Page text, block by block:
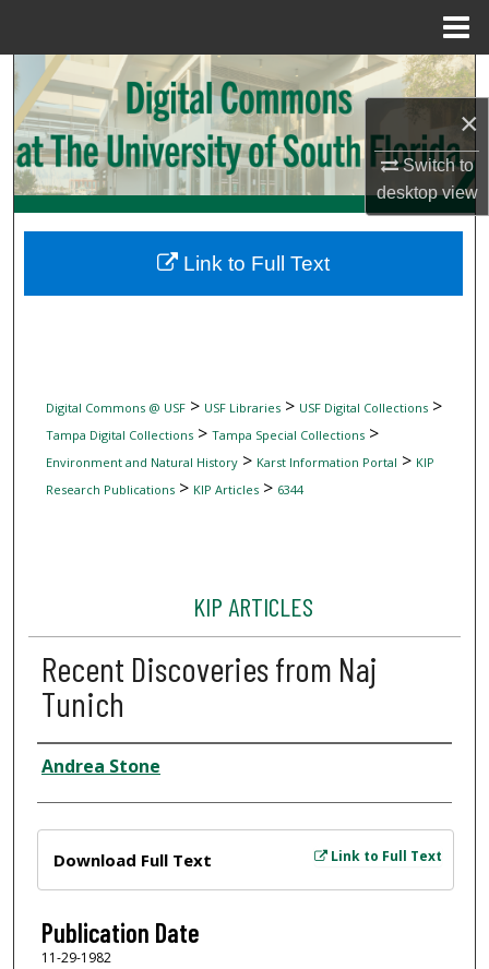
×
Switch to
desktopview
Search
Browse Collections
My Account
Digital Commons Network™
Digital Commons @ USF> USF Libraries> USF Digital Collections>
Tampa Digital Collections> Tampa Special Collections>
Environment and Natural History> Karst Information Portal > KIP
Research Publications> KIP Articles> 6344
KIP ARTICLES
Recent Discoveries from Naj
Tunich
Author
Andrea Stone
Link to Full Text
Download Full Text
Publication Date
11-29-1982
Link to Full Text